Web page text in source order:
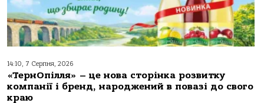
14:10, 7 Серпня, 2026
«ТернОпілля» – це нова сторінка розвитку
компанії і бренд, народжений в повазі до свого
краю